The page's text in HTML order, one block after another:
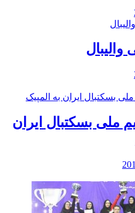
والیبال
ملی بسکتبال ایران